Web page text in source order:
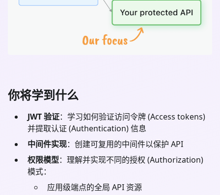
你将学到什么
JWT 验证：学习如何验证访问令牌 (Access tokens)
并提取认证 (Authentication) 信息
中间件实现：创建可复用的中间件以保护 API
权限模型：理解并实现不同的授权 (Authorization)
模式：
应用级端点的全局 API 资源